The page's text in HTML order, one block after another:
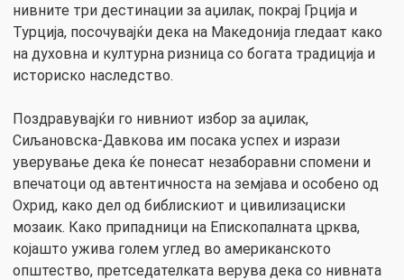
нивните три дестинации за аџилак, покрај Грција и
Турција, посочувајќи дека на Македонија гледаат како
на духовна и културна ризница со богата традиција и
историско наследство.
Поздравувајќи го нивниот избор за аџилак,
Сиљановска-Давкова им посака успех и изрази
уверување дека ќе понесат незаборавни спомени и
впечатоци од автентичноста на земјава и особено од
Охрид, како дел од библискиот и цивилизациски
мозаик. Како припадници на Епископалната црква,
којашто ужива голем углед во американското
општество, претседателката верува дека со нивната